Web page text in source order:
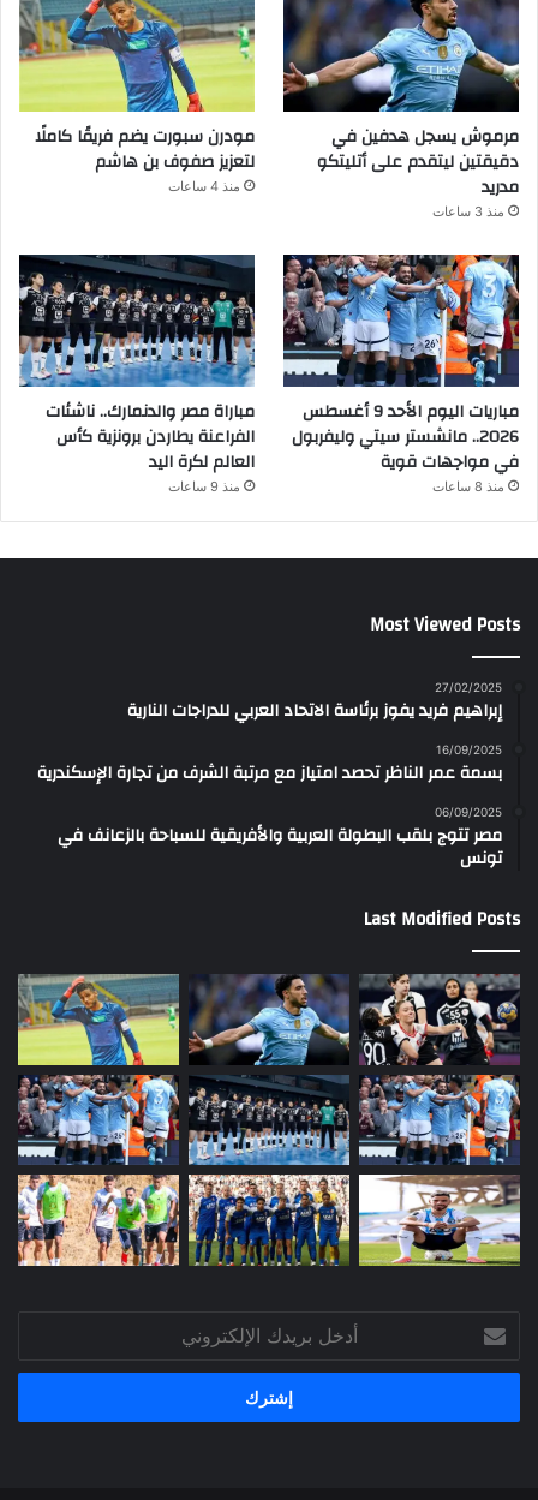
مرموش يسجل هدفين في
دقيقتين ليتقدم على أتليتكو
مدريد
منذ 3 ساعات
مودرن سبورت يضم فريقًا كاملًا
لتعزيز صفوف بن هاشم
منذ 4 ساعات
مباريات اليوم الأحد 9 أغسطس
2026.. مانشستر سيتي وليفربول
في مواجهات قوية
منذ 8 ساعات
مباراة مصر والدنمارك.. ناشئات
الفراعنة يطاردن برونزية كأس
العالم لكرة اليد
منذ 9 ساعات
Most Viewed Posts
27/02/2025
إبراهيم فريد يفوز برئاسة الاتحاد العربي للدراجات النارية
16/09/2025
بسمة عمر الناظر تحصد امتياز مع مرتبة الشرف من تجارة الإسكندرية
06/09/2025
مصر تتوج بلقب البطولة العربية والأفريقية للسباحة بالزعانف في
تونس
Last Modified Posts
بريدك
الإلكتروني